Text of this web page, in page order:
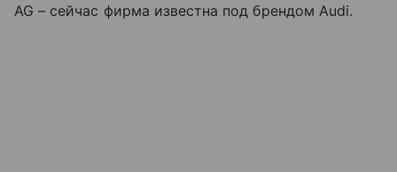
AG – сейчас фирма известна под брендом Audi.